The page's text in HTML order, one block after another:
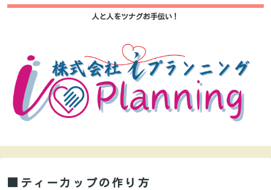
人と人をツナグお手伝い！
■ティーカップの作り方